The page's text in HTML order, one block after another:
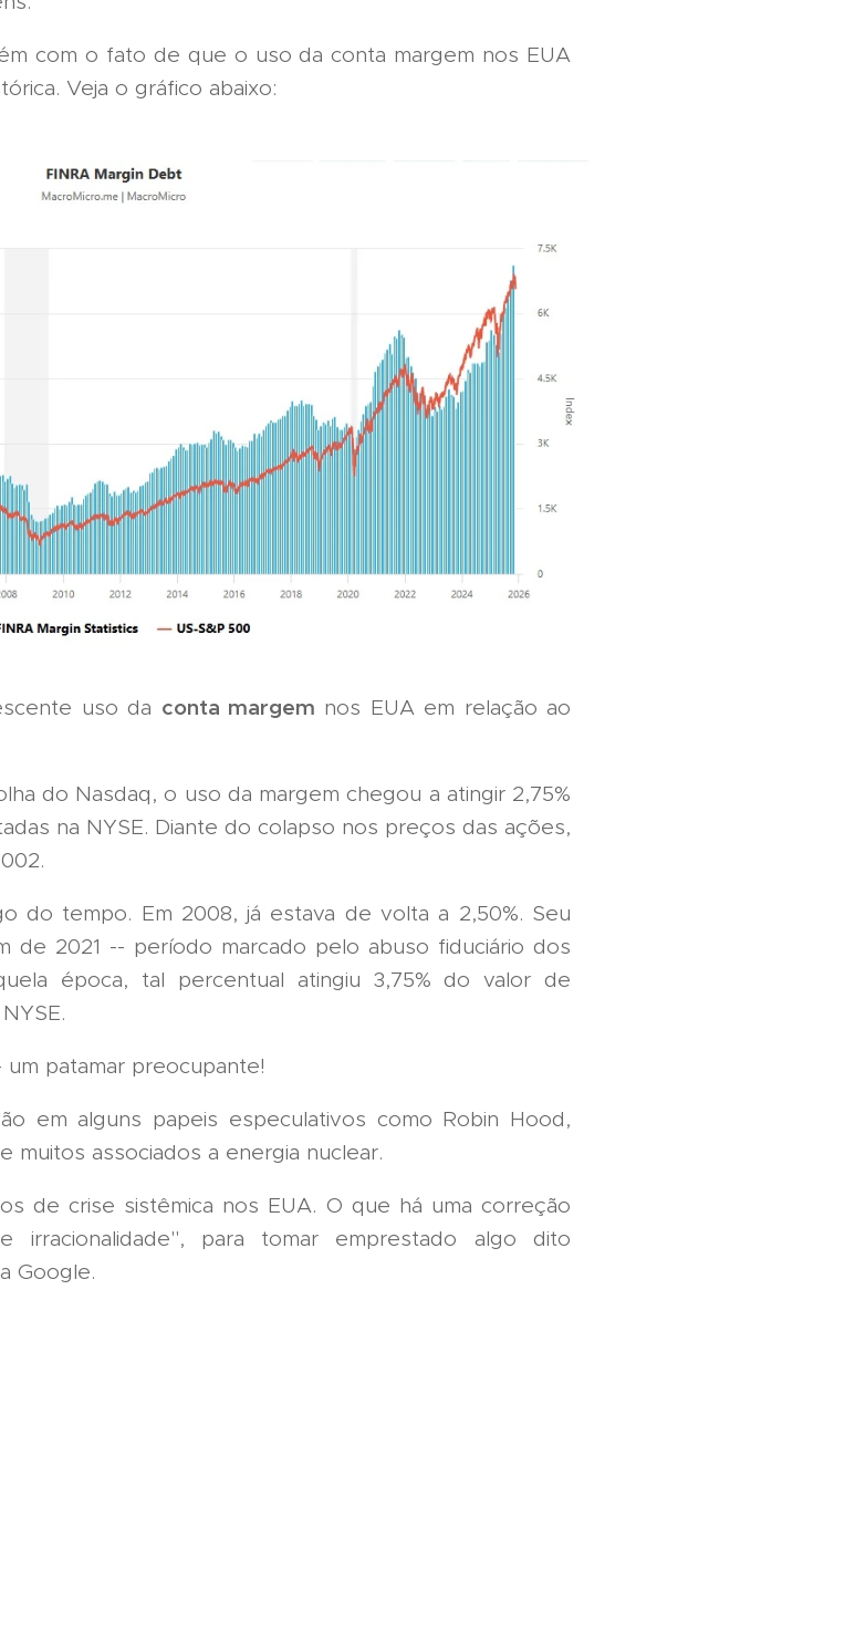
com o fato de que o uso da conta margem nos EUA
Veja o gráfico abaixo:
uso da conta margem nos EUA em relação ao
do Nasdaq, o uso da margem chegou a atingir 2,75%
na NYSE. Diante do colapso nos preços das ações,
do tempo. Em 2008, já estava de volta a 2,50%. Seu
de 2021 -- período marcado pelo abuso fiduciário dos
época, tal percentual atingiu 3,75% do valor de
patamar preocupante!
em alguns papeis especulativos como Robin Hood,
muitos associados a energia nuclear.
de crise sistêmica nos EUA. O que há uma correção
irracionalidade", para tomar emprestado algo dito
Google.